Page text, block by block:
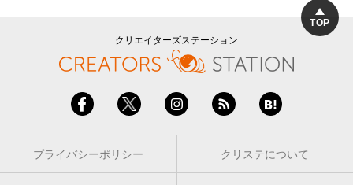
TOP
クリエイターズステーション
プライバシーポリシー クリステについて